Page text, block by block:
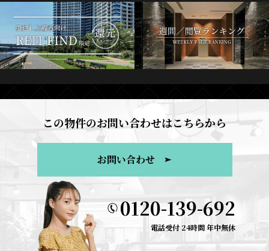
この物件のお問い合わせはこちらから
お問い合わせ
0120-139-692
電話受付 24時間 年中無休